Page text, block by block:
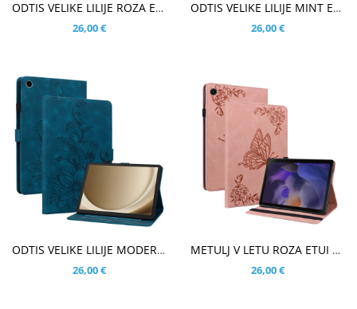
ODTIS VELIKE LILIJE ROZA ETUI ZA SAMSUNG GALAXY TAB A9 PLUS 11.0 (2023)
26,00 €
ODTIS VELIKE LILIJE MINT ETUI ZA SAMSUNG GALAXY TAB A9 PLUS 11.0 (2023)
26,00 €
ODTIS VELIKE LILIJE MODER ETUI ZA SAMSUNG GALAXY TAB A9 PLUS 11.0 (2023)
26,00 €
METULJ V LETU ROZA ETUI ZA SAMSUNG GALAXY TAB A9 PLUS 11.0 (2023)
26,00 €